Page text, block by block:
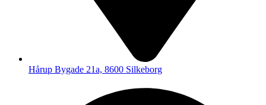
Hårup Bygade 21a, 8600 Silkeborg